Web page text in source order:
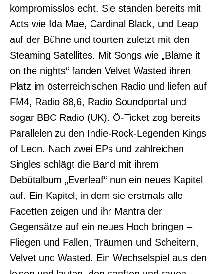
kompromisslos echt. Sie standen bereits mit
Acts wie Ida Mae, Cardinal Black, und Leap
auf der Bühne und tourten zuletzt mit den
Steaming Satellites. Mit Songs wie „Blame it
on the nights“ fanden Velvet Wasted ihren
Platz im österreichischen Radio und liefen auf
FM4, Radio 88,6, Radio Soundportal und
sogar BBC Radio (UK). Ö-Ticket zog bereits
Parallelen zu den Indie-Rock-Legenden Kings
of Leon. Nach zwei EPs und zahlreichen
Singles schlägt die Band mit ihrem
Debütalbum „Everleaf“ nun ein neues Kapitel
auf. Ein Kapitel, in dem sie erstmals alle
Facetten zeigen und ihr Mantra der
Gegensätze auf ein neues Hoch bringen –
Fliegen und Fallen, Träumen und Scheitern,
Velvet und Wasted. Ein Wechselspiel aus den